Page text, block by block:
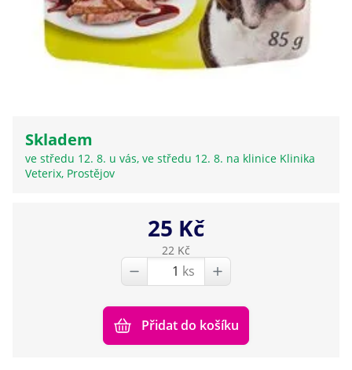
Skladem
ve středu 12. 8. u vás, ve středu 12. 8. na klinice Klinika
Veterix, Prostějov
25 Kč
22 Kč
ks
Přidat do košíku